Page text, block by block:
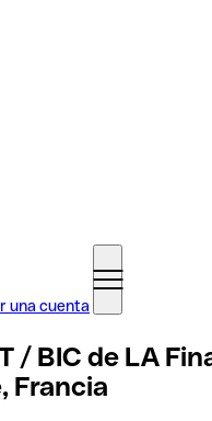
una cuenta
/ BIC de LA
Francia